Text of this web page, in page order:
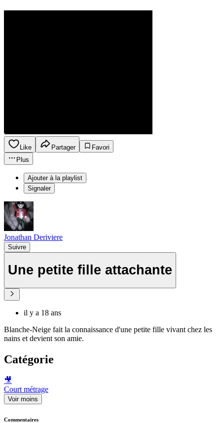
Like Partager
Favori
Plus
Ajouter à la playlist
Signaler
Jonathan Deriviere
Suivre
Une petite fille attachante
il y a 18 ans
Blanche-Neige fait la connaissance d'une petite fille vivant chez les
nains et devient son amie.
Catégorie
🎥
Court métrage
Voir moins
Commentaires